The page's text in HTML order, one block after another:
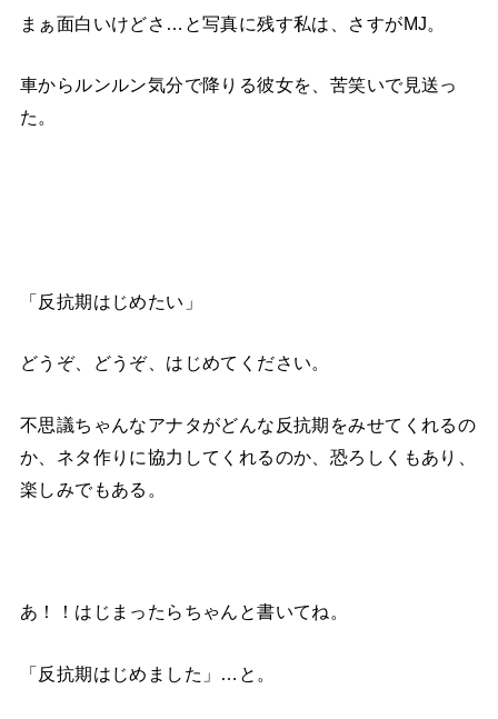
まぁ面白いけどさ…と写真に残す私は、さすがMJ。
車からルンルン気分で降りる彼女を、苦笑いで見送っ
た。
「反抗期はじめたい」
どうぞ、どうぞ、はじめてください。
不思議ちゃんなアナタがどんな反抗期をみせてくれるの
か、ネタ作りに協力してくれるのか、恐ろしくもあり、
楽しみでもある。
あ！！はじまったらちゃんと書いてね。
「反抗期はじめました」…と。